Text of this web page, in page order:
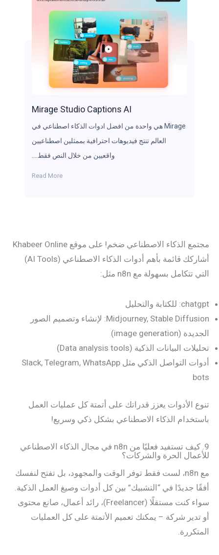
Mirage Studio Captions AI
Mirage هي واحدة من افضل ادوات الذكاء اصطناعي في
العالم تنتج فيديوهات احترافية بممثلين اصطناعيين
واقعيين من خلال النص فقط….
Read More
مجتمع الذكاء الاصطناعي ضخم! على موقع Khabeer Online
أشاركك قائمة بأهم أدوات الذكاء الاصطناعي (AI Tools)
التي تتكامل بسهولة مع n8n مثل:
chatgpt: للكتابة والتحليل
Midjourney, Stable Diffusion: لإنشاء وتصميم الصور
الجديدة (image generation)
تحليلات البيانات الذكية (Data analysis tools)
أدوات التواصل الذكي مثل Slack, Telegram, WhatsApp
bots
تنوع الأدوات يعزز قدراتك على أتمتة كل عمليات العمل
باستخدام الذكاء الاصطناعي بشكل ذكي وسريع!
9. كيف تستفيد فعليًا من n8n في مجال الذكاء الاصطناعي
للأعمال الحرة والشركات؟
مع n8n، لست فقط توفر الوقت والمجهود، بل تفتح لنفسك
أفقًا جديدًا في “التشبيك” بين كل أدوات وصيغ العمل الذكية.
سواء كنت مستقلًا (Freelancer)، رائد أعمال، صانع محتوى
أو تدير شركة – يمكنك تعميم الأتمتة على كل العمليات
المتكررة.